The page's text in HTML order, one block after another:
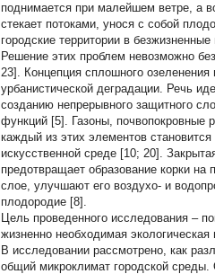
поднимается при малейшем ветре, а
стекает потоками, унося с собой
городские территории в безжизненные
Решение этих проблем невозможно
23]. Концепция сплошного
урбанистической деградации. Речь
созданию непрерывного защитного
функций [5]. Газоны,
каждый из этих элементов
искусственной среде [10; 20].
предотвращает образование корки
слое, улучшают его воздухо- и
плодородие [8].
Цель проведенного исследования –
жизненно необходимая
В исследовании рассмотрено, как
общий микроклимат городской